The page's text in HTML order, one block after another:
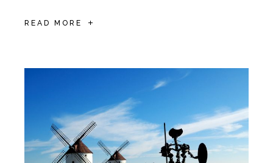
READ MORE